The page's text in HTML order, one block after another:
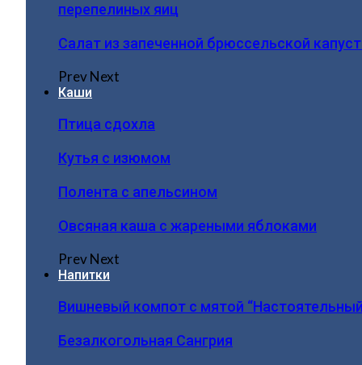
перепелиных яиц
Салат из запеченной брюссельской
PrevNext
Каши
Птица сдохла
Кутья с изюмом
Полента с апельсином
Овсяная каша с жареными яблоками
PrevNext
Напитки
Вишневый компот с мятой
Безалкогольная Сангрия